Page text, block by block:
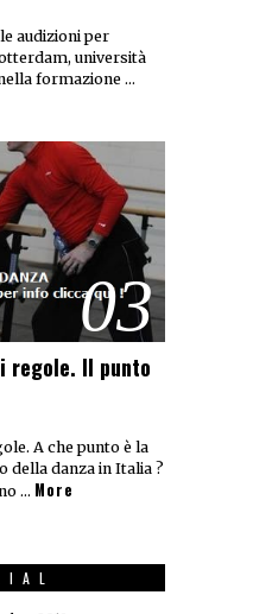
audizioni per
università
formazione …
03
regole. Il punto
A che punto è la
della danza in Italia ?
… More